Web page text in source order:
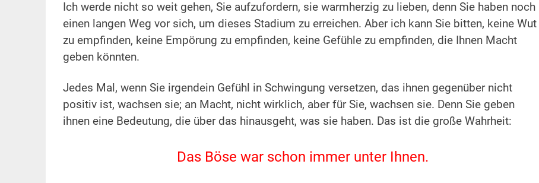
Ich werde nicht so weit gehen, Sie aufzufordern, sie warmherzig zu lieben, denn Sie haben noch
einen langen Weg vor sich, um dieses Stadium zu erreichen. Aber ich kann Sie bitten, keine Wut
zu empfinden, keine Empörung zu empfinden, keine Gefühle zu empfinden, die Ihnen Macht
geben könnten.
Jedes Mal, wenn Sie irgendein Gefühl in Schwingung versetzen, das ihnen gegenüber nicht
positiv ist, wachsen sie; an Macht, nicht wirklich, aber für Sie, wachsen sie. Denn Sie geben
ihnen eine Bedeutung, die über das hinausgeht, was sie haben. Das ist die große Wahrheit:
Das Böse war schon immer unter Ihnen.